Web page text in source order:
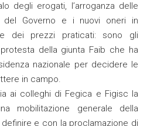
degli erogati, l’arroganza delle
del Governo e i nuovi oneri in
dei prezzi praticati: sono gli
della giunta Faib che ha
nazionale per decidere le
in campo.
ai colleghi di Fegica e Figisc la
mobilitazione generale della
e con la proclamazione di